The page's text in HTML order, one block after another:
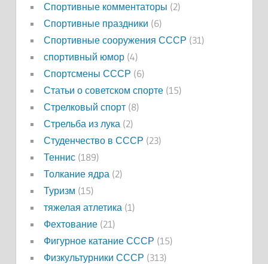
Спортивные комментаторы (2)
Спортивные праздники (6)
Спортивные сооружения СССР (31)
спортивный юмор(4)
Спортсмены СССР (6)
Статьи о советском спорте(15)
Стрелковый спорт(8)
Стрельба из лука(2)
Студенчество в СССР (23)
Теннис(189)
Толкание ядра(2)
Туризм (15)
тяжелая атлетика(1)
Фехтование(21)
Фигурное катание СССР (15)
Физкультурники СССР (313)